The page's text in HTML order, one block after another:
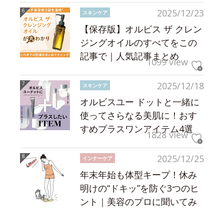
2025/12/23
スキンケア
【保存版】オルビス ザ クレン
ジングオイルのすべてをこの
記事で｜人気記事まとめ
1099 view
2025/12/18
スキンケア
オルビスユー ドットと一緒に
使ってさらなる美肌に！おす
すめプラスワンアイテム4選
1828 view
2025/12/25
インナーケア
年末年始も体型キープ！休み
明けの“ドキッ”を防ぐ3つのヒ
ント｜美容のプロに聞いてみ